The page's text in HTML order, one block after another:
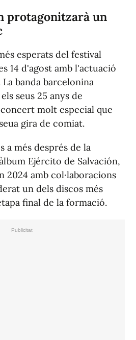
protagonitzarà un
esperats del festival
14 d'agost amb l'actuació
banda barcelonina
seus 25 anys de
molt especial que
gira de comiat.
a més després de la
Ejército de Salvación,
2024 amb col·laboracions
un dels discos més
final de la formació.